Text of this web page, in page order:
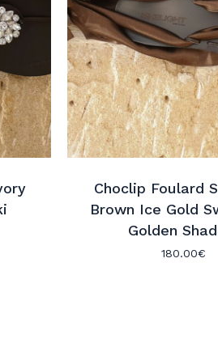
Choclip Foulard
Brown Ice Gold
Golden
180.00€